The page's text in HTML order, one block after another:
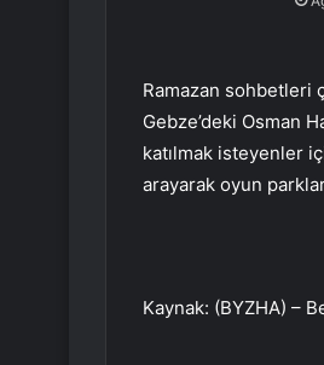
Ramazan sohbetleri
Gebze’deki Osman
katılmak isteyenler
arayarak oyun
Kaynak: (BYZHA) –